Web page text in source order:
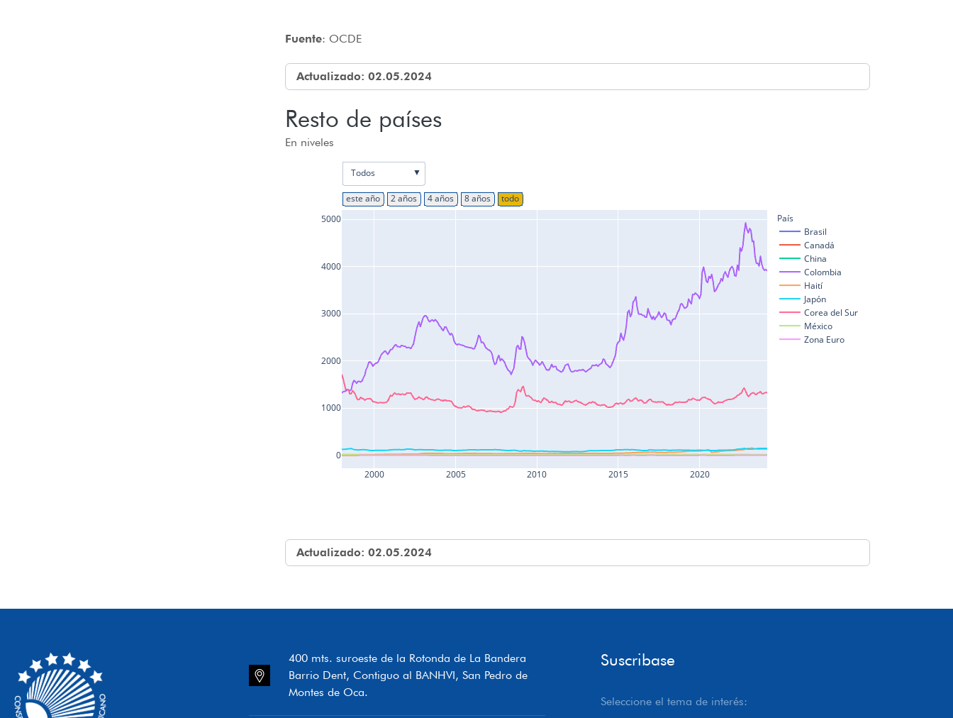
Fuente: OCDE
Actualizado: 02.05.2024
Resto de países
En niveles
2000 2005 2010 2015 2020
0
1000
2000
3000
4000
5000
País
Brasil
Canadá
China
Colombia
Haití
Japón
Corea del Sur
México
Zona Euro
este año 2 años 4 años 8 años todo
Todos ▼
Actualizado: 02.05.2024
400 mts. suroeste de la Rotonda de La Bandera
Barrio Dent, Contiguo al BANHVI, San Pedro de
Montes de Oca.
Suscribase
Seleccione el tema de interés: